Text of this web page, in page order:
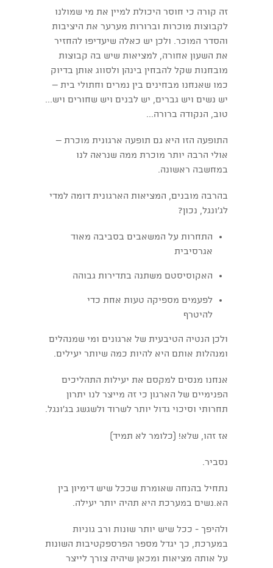
זה קורה כי חוסר היכולת למיין את מי שמולנו
לקבוצות מוכרות וברורות מערער את היציבות
והסדר המוכר. ולכן יש כאלה שיעדיפו להחזיר
את השעון אחורה, למציאות שיש בה קבוצות
מובחנות שקל להבחין בינהן ולסווג אותן בדיוק
כמו שאנחנו מבחינים בין נמרים וחתולי בית –
יש נשים ויש גברים, יש לבנים ויש שחורים ויש...
טוב, הנקודה ברורה...
התופעה הזו היא גם תופעה ארגונית מוכרת –
אולי הרבה יותר מוכרת ממה שנראה לנו
במחשבה ראשונה.
בהרבה מובנים, המציאות הארגונית דומה למדי
לג'ונגל, נכון?
התחרות על המשאבים בסביבה מאוד
אגרסיבית
האקוסיסטם משתנה בתדירות גבוהה
לפעמים מספיקה טעות אחת כדי
להיטרף
ולכן הנטיה הטיבעית של ארגונים ומי שמנהלים
ומנהלות אותם היא להיות כמה שיותר יעילים.
אנחנו מנסים למקסם את יעילות התהליכים
הפנימיים של הארגון כי זה מייצר לנו יתרון
תחרותי וסיכוי גדול יותר לשרוד ולשגשג בג'ונגל.
אז זהו, שלא! (כלומר לא תמיד)
נסביר.
נתחיל בהנחה שאומרת שככל שיש דימיון בין
הא.נשים במערכת היא תהיה יותר יעילה.
ולהיפך - ככל שיש יותר שונות ורב גוניות
במערכת, כך יגדל מספר הפרספקטיבות השונות
על אותה מציאות ומכאן שיהיה צורך לייצר